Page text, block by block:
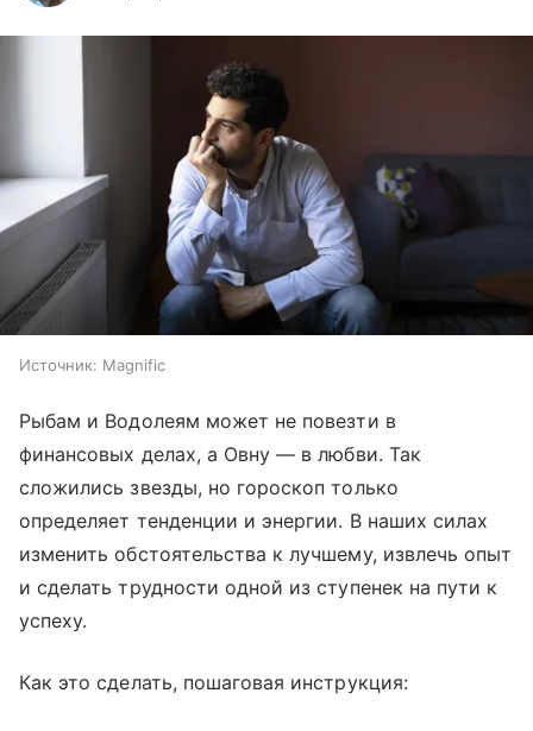
Источник: Magnific
Рыбам и Водолеям может не повезти в
финансовых делах, а Овну — в любви. Так
сложились звезды, но гороскоп только
определяет тенденции и энергии. В наших силах
изменить обстоятельства к лучшему, извлечь опыт
и сделать трудности одной из ступенек на пути к
успеху.
Как это сделать, пошаговая инструкция: